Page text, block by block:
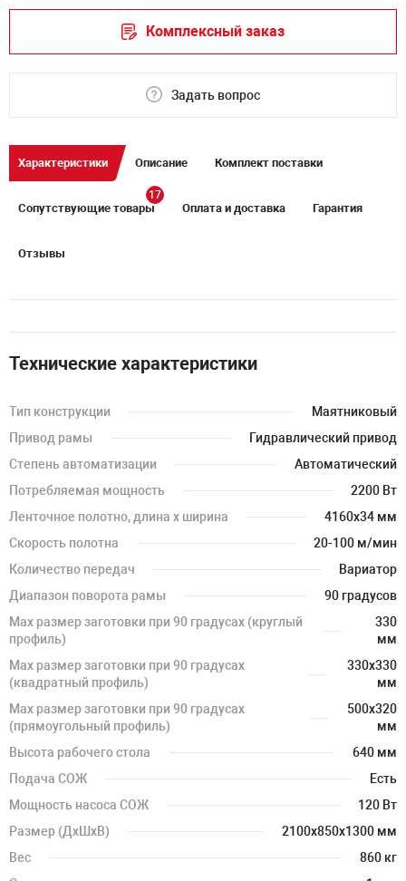
Комплексный заказ
Задать вопрос
Характеристики Описание Комплект поставки
Сопутствующие товары
17
Оплата и доставка Гарантия
Отзывы
Технические характеристики
Тип конструкции
Маятниковый
Привод рамы
Гидравлический привод
Степень автоматизации
Автоматический
Потребляемая мощность
2200 Вт
Ленточное полотно, длина х ширина
4160х34 мм
Скорость полотна
20-100 м/мин
Количество передач
Вариатор
Диапазон поворота рамы
90 градусов
Мах размер заготовки при 90 градусах (круглый
профиль)
330
мм
Мах размер заготовки при 90 градусах
(квадратный профиль)
330х330
мм
Мах размер заготовки при 90 градусах
(прямоугольный профиль)
500х320
мм
Высота рабочего стола
640 мм
Подача СОЖ
Есть
Мощность насоса СОЖ
120 Вт
Размер (ДхШхВ)
2100х850х1300 мм
Вес
860 кг